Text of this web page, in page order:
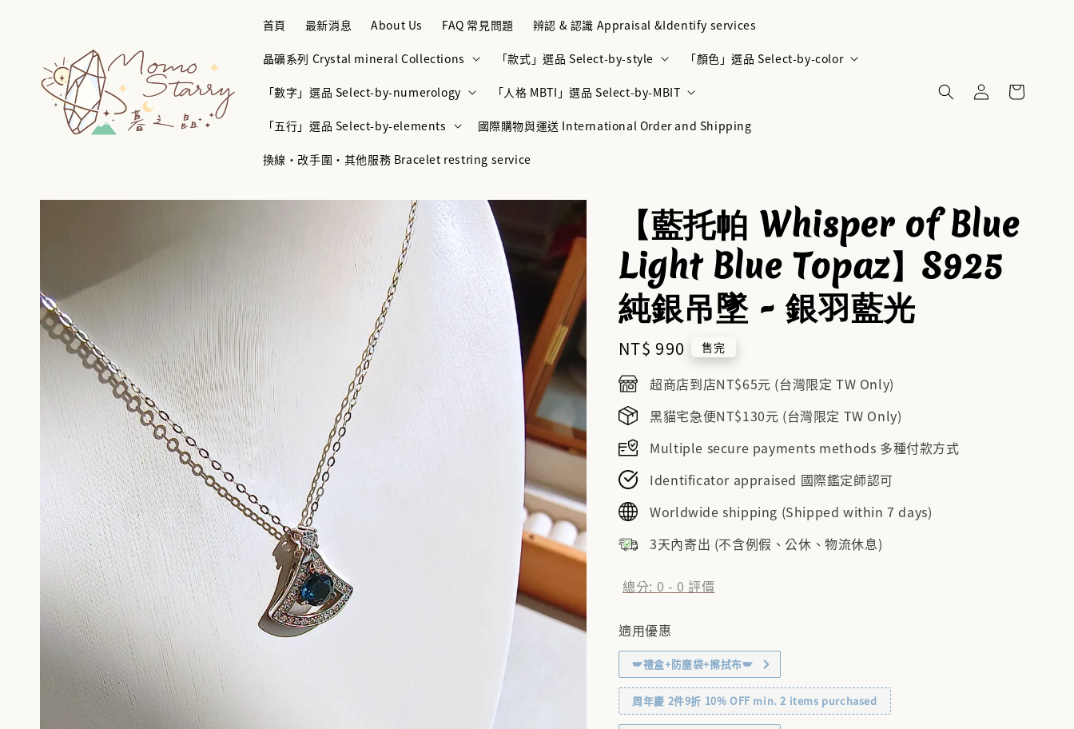
首頁 最新消息 About Us FAQ 常見問題 辨認 & 認識 Appraisal &Identify services
晶礦系列 Crystal mineral Collections 「款式」選品 Select-by-style 「顏色」選品 Select-by-color
「數字」選品 Select-by-numerology 「人格 MBTI」選品 Select-by-MBIT
「五行」選品 Select-by-elements 國際購物與運送 International Order and Shipping
換線・改手圍・其他服務 Bracelet restring service
【藍托帕 Whisper of Blue
Light Blue Topaz】S925
純銀吊墜 - 銀羽藍光
Regular
price
NT$ 990 售完
超商店到店NT$65元 (台灣限定 TW Only)
黑貓宅急便NT$130元 (台灣限定 TW Only)
Multiple secure payments methods 多種付款方式
Identificator appraised 國際鑑定師認可
Worldwide shipping (Shipped within 7 days)
3天內寄出 (不含例假、公休、物流休息)
總分: 0 - 0 評價
適用優惠
🪽禮盒+防塵袋+擦拭布🪽
周年慶 2件9折 10% OFF min. 2 items purchased